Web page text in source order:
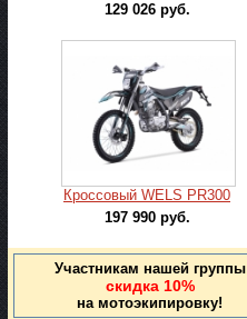
129 026 руб.
Кроссовый WELS PR300
197 990 руб.
Участникам нашей группы
скидка 10%
на мотоэкипировку!